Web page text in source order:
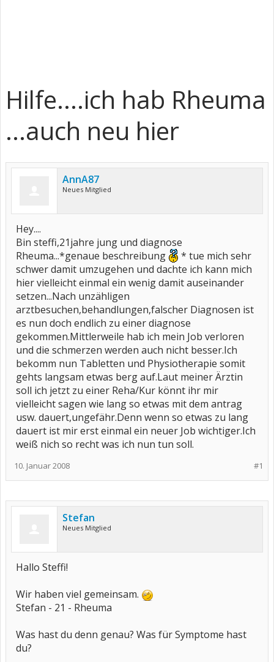
Hilfe....ich hab Rheuma
...auch neu hier
AnnA87
Neues Mitglied
Hey....
Bin steffi,21jahre jung und diagnose
Rheuma...*genaue beschreibung
* tue mich sehr
schwer damit umzugehen und dachte ich kann mich
hier vielleicht einmal ein wenig damit auseinander
setzen...Nach unzähligen
arztbesuchen,behandlungen,falscher Diagnosen ist
es nun doch endlich zu einer diagnose
gekommen.Mittlerweile hab ich mein Job verloren
und die schmerzen werden auch nicht besser.Ich
bekomm nun Tabletten und Physiotherapie somit
gehts langsam etwas berg auf.Laut meiner Ärztin
soll ich jetzt zu einer Reha/Kur könnt ihr mir
vielleicht sagen wie lang so etwas mit dem antrag
usw. dauert,ungefähr.Denn wenn so etwas zu lang
dauert ist mir erst einmal ein neuer Job wichtiger.Ich
weiß nich so recht was ich nun tun soll.
#1
10. Januar 2008
Stefan
Neues Mitglied
Hallo Steffi!
Wir haben viel gemeinsam.
Stefan - 21 - Rheuma
Was hast du denn genau? Was für Symptome hast
du?